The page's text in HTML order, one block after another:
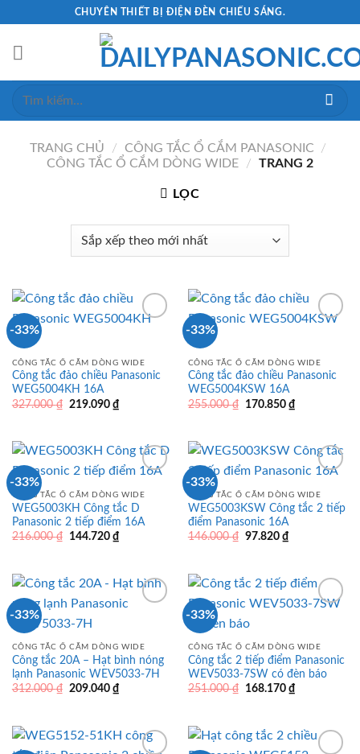
content
CHUYÊN THIẾT BỊ ĐIỆN ĐÈN CHIẾU SÁNG.
Tìm
TRANG CHỦ / CÔNG TẮC Ổ CẮM PANASONIC
/
CÔNG TẮC Ổ CẮM DÒNG WIDE
/ TRANG 2
LỌC
-33%
CÔNG TẮC Ổ CẮM DÒNG WIDE
Công tắc đảo chiều Panasonic
WEG5004KH 16A
327.000₫ Giá
219.090 ₫Giá
hiện
219.090 ₫.
-33%
CÔNG TẮC Ổ CẮM DÒNG WIDE
Công tắc đảo chiều Panasonic
WEG5004KSW 16A
255.000₫
Giá
170.850 ₫Giá
hiện
170.850 ₫.
-33%
CÔNG TẮC Ổ CẮM DÒNG WIDE
WEG5003KH Công tắc D
Panasonic 2 tiếp điểm 16A
216.000₫
Giá
144.720 ₫Giá
144.720 ₫.
-33%
CÔNG TẮC Ổ CẮM DÒNG WIDE
WEG5003KSW Công tắc 2 tiếp
điểm Panasonic 16A
146.000₫ Giá
97.820 ₫Giá
97.820 ₫.
-33%
CÔNG TẮC Ổ CẮM DÒNG WIDE
Công tắc 20A – Hạt bình nóng
lạnh Panasonic WEV5033-7H
312.000₫ Giá
209.040 ₫Giá
209.040 ₫.
-33%
CÔNG TẮC Ổ CẮM DÒNG WIDE
Công tắc 2 tiếp điểm Panasonic
WEV5033-7SW có đèn báo
251.000₫
Giá
168.170 ₫Giá
168.170 ₫.